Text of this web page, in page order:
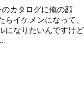
カタログに俺の顔
イケメンになって、
になりたいんですけど